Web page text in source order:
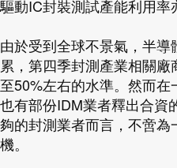
驅動IC封裝測試產能利用率
由於受到全球不景氣，半
累，第四季封測產業相關
至50%左右的水準。然而在
也有部份IDM業者釋出合資
夠的封測業者而言，不啻
機。